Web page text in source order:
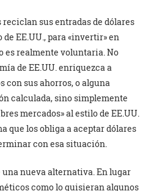
sus entradas de dólares
EE.UU., para «invertir» en
es realmente voluntaria. No
de EE.UU. enriquezca a
con sus ahorros, o alguna
calculada, sino simplemente
mercados» al estilo de EE.UU.
que los obliga a aceptar dólares
con esa situación.
nueva alternativa. En lugar
como lo quisieran algunos